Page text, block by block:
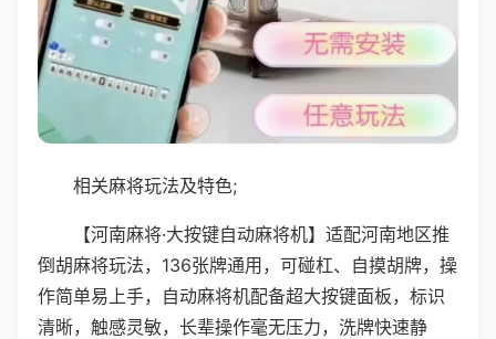
相关麻将玩法及特色;
【河南麻将·大按键自动麻将机】适配河南地区推
倒胡麻将玩法，136张牌通用，可碰杠、自摸胡牌，操
作简单易上手，自动麻将机配备超大按键面板，标识
清晰，触感灵敏，长辈操作毫无压力，洗牌快速静